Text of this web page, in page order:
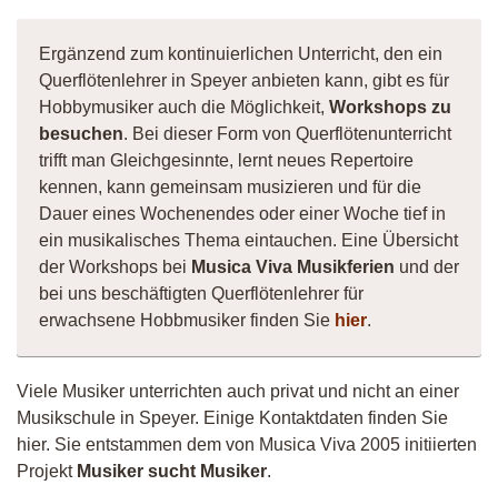
Ergänzend zum kontinuierlichen Unterricht, den ein
Querflötenlehrer in Speyer anbieten kann, gibt es für
Hobbymusiker auch die Möglichkeit, Workshops zu
besuchen. Bei dieser Form von Querflötenunterricht
trifft man Gleichgesinnte, lernt neues Repertoire
kennen, kann gemeinsam musizieren und für die
Dauer eines Wochenendes oder einer Woche tief in
ein musikalisches Thema eintauchen. Eine Übersicht
der Workshops bei Musica Viva Musikferien und der
bei uns beschäftigten Querflötenlehrer für
erwachsene Hobbmusiker finden Sie hier.
Viele Musiker unterrichten auch privat und nicht an einer
Musikschule in Speyer. Einige Kontaktdaten finden Sie
hier. Sie entstammen dem von Musica Viva 2005 initiierten
Projekt Musiker sucht Musiker.